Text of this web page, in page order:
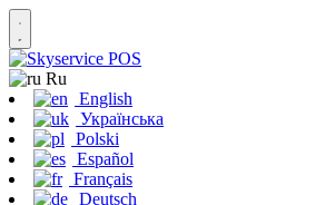
Ru
English
Українська
Polski
Español
Français
Deutsch